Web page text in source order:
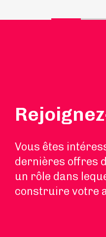
Vous êtes
dernières offres
un rôle dans
construire votre